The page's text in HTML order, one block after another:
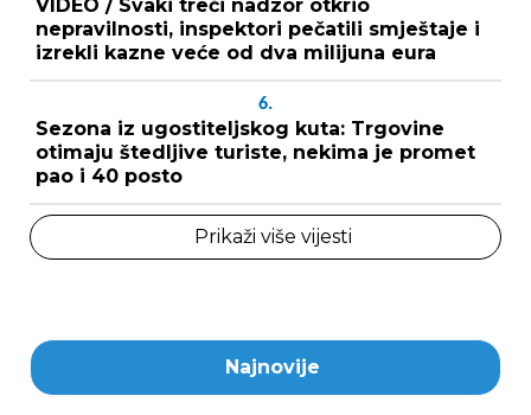
VIDEO / Svaki treći nadzor otkrio
nepravilnosti, inspektori pečatili smještaje i
izrekli kazne veće od dva milijuna eura
6.
Sezona iz ugostiteljskog kuta: Trgovine
otimaju štedljive turiste, nekima je promet
pao i 40 posto
Prikaži više vijesti
Najnovije